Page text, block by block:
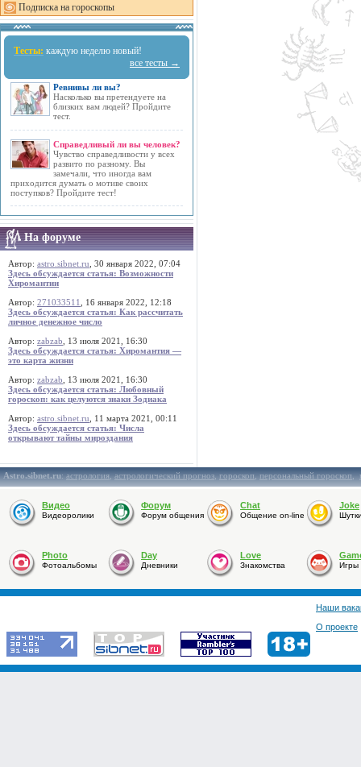
Подписка на гороскопы
Тесты: каждую неделю новый!
все тесты →
Ревнивы ли вы?
Насколько вы претендуете на
близких вам людей? Пройдите
тест.
Справедливый ли вы человек?
Чувство справедливости у всех
развито по разному. Вы
замечали, что иногда вам
приходится думать о мотиве своих
поступков? Пройдите тест!
На форуме
Автор: astro.sibnet.ru , 30 января 2022, 07:04
Здесь обсуждается статья: Возможности
Хиромантии
Автор: 271033511
, 16 января 2022, 12:18
Здесь обсуждается статья: Как рассчитать
личное денежное число
Автор: zabzab , 13 июля 2021, 16:30
Здесь обсуждается статья: Хиромантия —
это карта жизни
Автор: zabzab , 13 июля 2021, 16:30
Здесь обсуждается статья: Любовный
гороскоп: как целуются знаки Зодиака
Автор: astro.sibnet.ru , 11 марта 2021, 00:11
Здесь обсуждается статья: Числа
открывают тайны мироздания
Astro.sibnet.ru:астрология,астрологический прогноз,гороскоп,персональный гороскоп,
Видео
Видеоролики
Форум
Форум общения
Chat
Общение on-line
Joke
Photo
Фотоальбомы
Day
Дневники
Love
Знакомства Игры
Наши
О проекте